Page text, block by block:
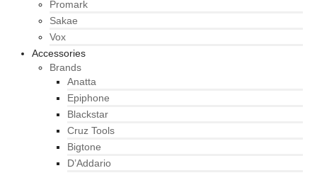
Promark
Sakae
Vox
Accessories
Brands
Anatta
Epiphone
Blackstar
Cruz Tools
Bigtone
D’Addario